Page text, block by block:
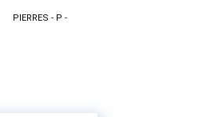
PIERRES - P -